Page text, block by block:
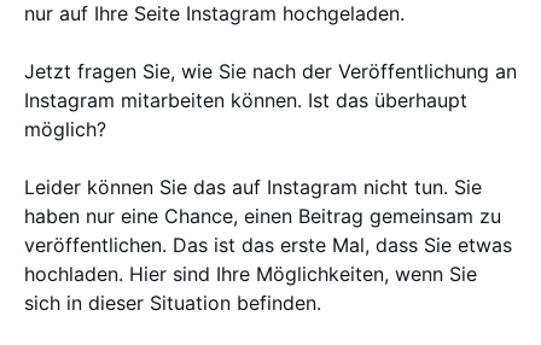
nur auf Ihre Seite Instagram hochgeladen.
Jetzt fragen Sie, wie Sie nach der Veröffentlichung an
Instagram mitarbeiten können. Ist das überhaupt
möglich?
Leider können Sie das auf Instagram nicht tun. Sie
haben nur eine Chance, einen Beitrag gemeinsam zu
veröffentlichen. Das ist das erste Mal, dass Sie etwas
hochladen. Hier sind Ihre Möglichkeiten, wenn Sie
sich in dieser Situation befinden.